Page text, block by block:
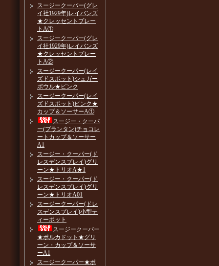
スージークーパー(グレ
イ社1929年)レイバンズ
★クレッセントプレー
トA①
スージークーパー(グレ
イ社1929年)レイバンズ
★クレッセントプレー
トA②
スージークーパー(レイ
ズドスポット)シュガー
ボウル★ピンク
スージークーパー(レイ
ズドスポット)ピンク★
カップ＆ソーサーA①
スージー・クーパ
ー(プランタン)チョコレ
ートカップ＆ソーサー
A1
スージー・クーパー(ド
レスデンスプレイ)グリ
ーン★トリオA★1
スージー・クーパー(ド
レスデンスプレイ)グリ
ーン★トリオA01
スージークーパー(ドレ
スデンスプレイ)小型テ
ィーポット
スージークーパー
★ポルカドット★グリ
ーン・カップ＆ソーサ
ーA1
スージークーパー★ポ